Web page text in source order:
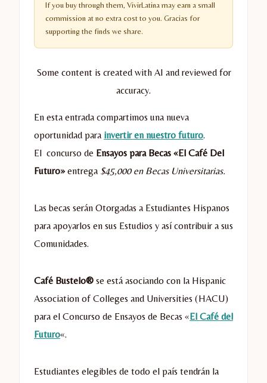
If you buy through them, VivirLatina may earn a small
commission at no extra cost to you. Gracias for
supporting the finds we share.
Some content is created with AI and reviewed for
accuracy.
En esta entrada compartimos una nueva
oportunidad para invertir en nuestro futuro.
El concurso de Ensayos para Becas «El Café Del
Futuro»entrega $45,000 en Becas Universitarias.
Las becas serán Otorgadas a Estudiantes Hispanos
para apoyarlos en sus Estudios y así contribuir a sus
Comunidades.
Café Bustelo® se está asociando con la Hispanic
Association of Colleges and Universities (HACU)
para el Concurso de Ensayos de Becas «El Café del
Futuro«.
Estudiantes elegibles de todo el país tendrán la